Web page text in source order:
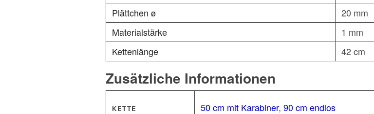
Plättchen ø
20 mm
Materialstärke
1 mm
Kettenlänge
42 cm
Zusätzliche Informationen
KETTE 50 cm mit Karabiner, 90 cm endlos